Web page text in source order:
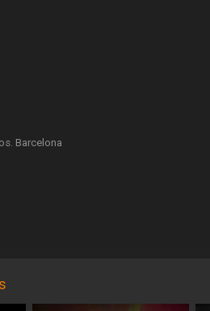
Barcelona